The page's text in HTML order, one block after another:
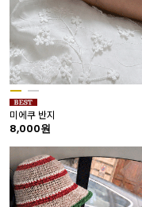
미에쿠 반지
8,000원